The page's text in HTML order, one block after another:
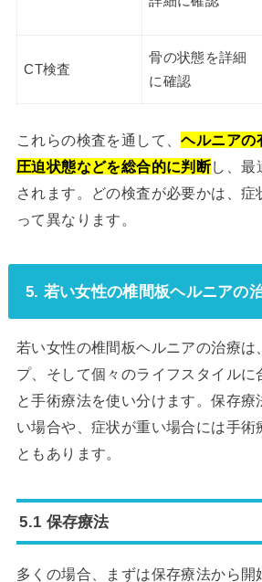
CT検査
骨の状態を詳細
に確認
これらの検査を通して、ヘルニアの
圧迫状態などを総合的に判断し、最
されます。どの検査が必要かは、症
って異なります。
5. 若い女性の椎間板ヘルニアの
若い女性の椎間板ヘルニアの治療は
プ、そして個々のライフスタイル
と手術療法を使い分けます。保存療
い場合や、症状が重い場合には手術
ともあります。
5.1 保存療法
多くの場合、まずは保存療法から